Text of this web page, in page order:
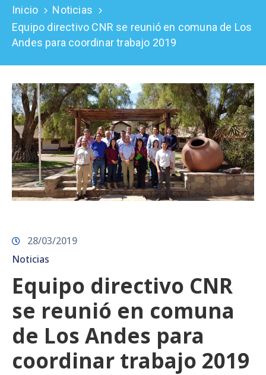
Prensa
Inicio
Noticias
Equipo directivo CNR se reunió en comuna de Los
Andes para coordinar trabajo 2019
28/03/2019
Noticias
Equipo directivo CNR
se reunió en comuna
de Los Andes para
coordinar trabajo 2019